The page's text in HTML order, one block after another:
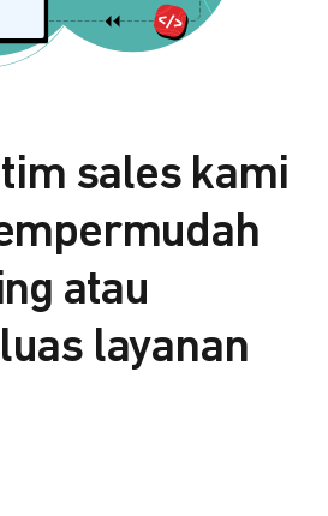
sales kami
atau
layanan